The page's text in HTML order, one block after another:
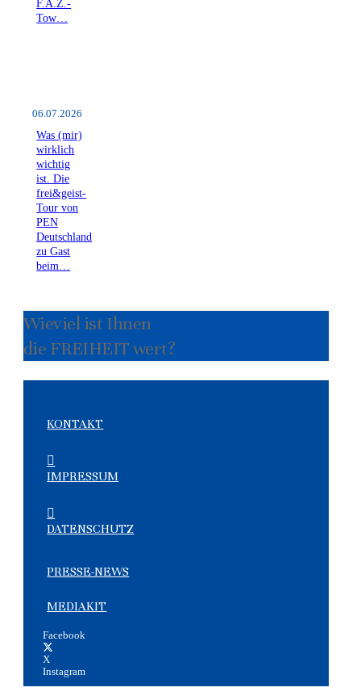
F.A.Z.-
Tow…
06.07.2026
Was (mir)
wirklich
wichtig
ist. Die
frei&geist-
Tour von
PEN
Deutschland
zu Gast
beim…
Wieviel ist Ihnen
die FREIHEIT wert?
KONTAKT
IMPRESSUM
DATENSCHUTZ
PRESSE-NEWS
MEDIAKIT
Facebook
X
Instagram